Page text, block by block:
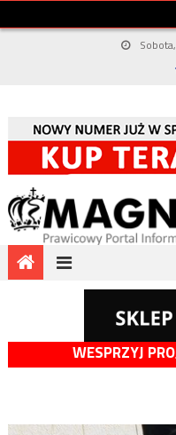
WESPRZYJ